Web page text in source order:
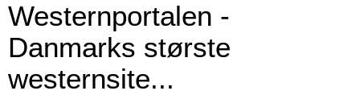
Westernportalen -
Danmarks største
westernsite...